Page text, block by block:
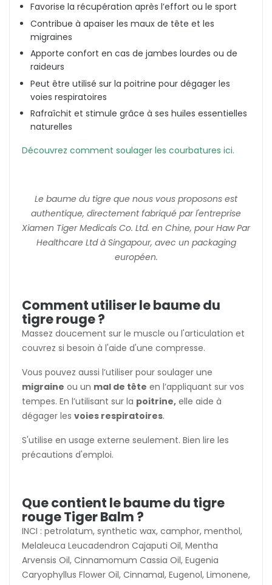
Favorise la récupération après l’effort ou le sport
Contribue à apaiser les maux de tête et les
migraines
Apporte confort en cas de jambes lourdes ou de
raideurs
Peut être utilisé sur la poitrine pour dégager les
voies respiratoires
Rafraîchit et stimule grâce à ses huiles essentielles
naturelles
Découvrez comment soulager les courbatures ici.
Le baume du tigre que nous vous proposons est
authentique, directement fabriqué par l'entreprise
Xiamen Tiger Medicals Co. Ltd. en Chine, pour Haw Par
Healthcare Ltd à Singapour, avec un packaging
européen.
Comment utiliser le baume du
tigre rouge ?
Massez doucement sur le muscle ou l'articulation et
couvrez si besoin à l'aide d'une compresse.
Vous pouvez aussi l’utiliser pour soulager une
migraine ou un mal de tête en l’appliquant sur vos
tempes. En l’utilisant sur la poitrine, elle aide à
dégager les voies respiratoires.
S'utilise en usage externe seulement. Bien lire les
précautions d'emploi.
Que contient le baume du tigre
rouge Tiger Balm ?
INCI : petrolatum, synthetic wax, camphor, menthol,
Melaleuca Leucadendron Cajaputi Oil, Mentha
Arvensis Oil, Cinnamomum Cassia Oil, Eugenia
Caryophyllus Flower Oil, Cinnamal, Eugenol, Limonene,